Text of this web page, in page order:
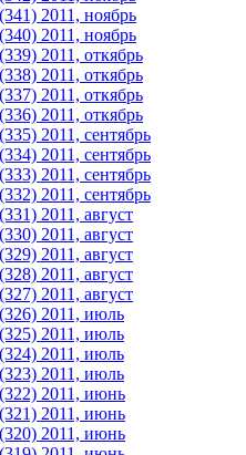
2011, ноябрь
2011, ноябрь
2011, откябрь
2011, откябрь
2011, откябрь
2011, откябрь
2011, сентябрь
2011, сентябрь
2011, сентябрь
2011, сентябрь
2011, август
2011, август
2011, август
2011, август
2011, август
2011, июль
2011, июль
2011, июль
2011, июль
2011, июнь
2011, июнь
2011, июнь